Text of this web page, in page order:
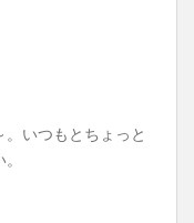
いつもとちょっと